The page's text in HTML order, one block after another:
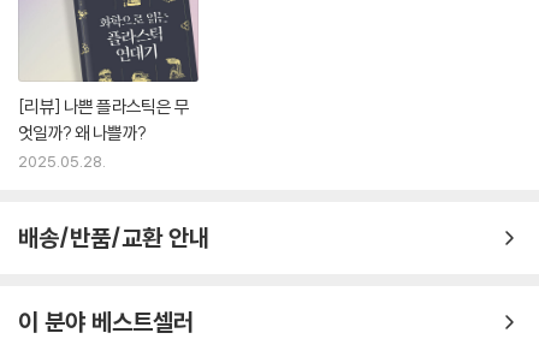
[리뷰] 나쁜 플라스틱은 무
엇일까? 왜 나쁠까?
2025.05.28.
배송/반품/교환 안내
이 분야 베스트셀러